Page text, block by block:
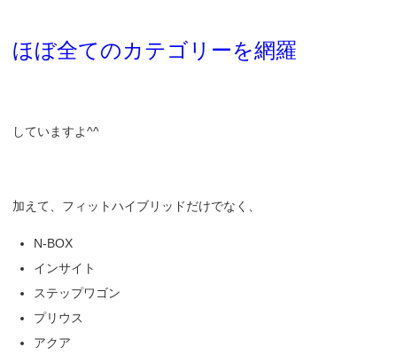
ほぼ全てのカテゴリーを網羅
していますよ^^
加えて、フィットハイブリッドだけでなく、
N-BOX
インサイト
ステップワゴン
プリウス
アクア